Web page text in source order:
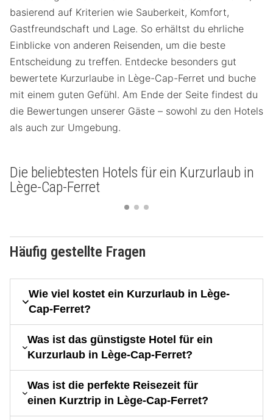
basierend auf Kriterien wie Sauberkeit, Komfort,
Gastfreundschaft und Lage. So erhältst du ehrliche
Einblicke von anderen Reisenden, um die beste
Entscheidung zu treffen. Entdecke besonders gut
bewertete Kurzurlaube in Lège-Cap-Ferret und buche
mit einem guten Gefühl. Am Ende der Seite findest du
die Bewertungen unserer Gäste – sowohl zu den Hotels
als auch zur Umgebung.
Die beliebtesten Hotels für ein Kurzurlaub in
Lège-Cap-Ferret
Häufig gestellte Fragen
Wie viel kostet ein Kurzurlaub in Lège-
Cap-Ferret?
Was ist das günstigste Hotel für ein
Kurzurlaub in Lège-Cap-Ferret?
Was ist die perfekte Reisezeit für
einen Kurztrip in Lège-Cap-Ferret?